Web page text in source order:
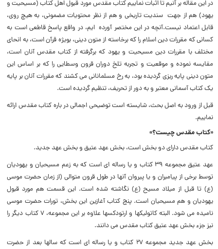
در این مقاله بر آنیم تا اثبات نماییم کتاب مقدس مورد قبول اهل کتاب (مسیحیت و
یهود) هم از جهت سندیت تاریخى و هم از نظر محتویات مضمونى، به هیچ روى،
قابل اعتماد نیست.آنچه در این مختصر آورده ایم، در واقع پاسخ قاطعى است به
کسانى که مقررات دین اسلام را که برخاسته از متون دینى، بویژه قرآن است، به انحاى
مختلف با مقررات دین مسیحیت و یهود که برگرفته از کتاب مقدس آنان است،
مقایسه نموده و موقعیت و تجربه تلخ دوران قرون وسطایى را که بر اساس این
متون دینى پایه ریزى گردیده بود، به رخ مسلمانانى مى کشند که مقررات آنان بر پایه
یک کتاب آسمانى معتبر و به دور از تحریف، تنظیم گردیده است.
قبل از ورود به اصل بحث، شایسته است توضیحى اجمالى در باره کتاب مقدس ارائه
نماییم.
«کتاب مقدس چیست؟»
کتاب مقدس داراى دو بخش است، بخش عهد عتیق و بخش عهد جدید.
عهد عتیق مجموعه ۳۹ کتاب و یا رساله اى است که به زعم مسیحیان و یهودیان
توسط برخى از پیامبران و یا پیروان آنها در طول قرون متوالى (از زمان حضرت موسى
(ع) تا قبل از میلاد مسیح (ع) نگاشته شده است. این قسمت هم مورد قبول
یهودیان و هم مسیحیان است. پنج کتاب آغازین این بخش، تورات حضرت موسى
نامیده مى شود. البته کاتولیکها و ارتودکسها علاوه بر این مجموعه، ۷ کتاب دیگر را
نیز جزء بخش عهد عتیق کتاب مقدس مى دانند.
بخش عهد جدید مجموعه ۲۷ کتاب و یا رساله اى است که سالها بعد از حضرت